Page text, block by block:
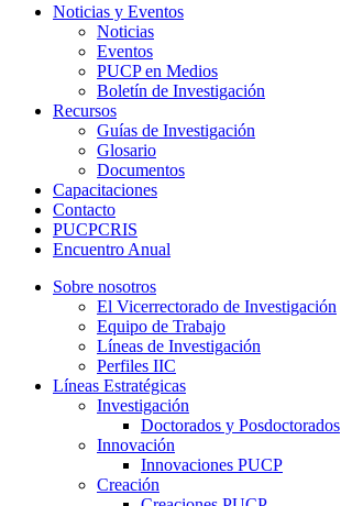
Noticias y Eventos
Noticias
Eventos
PUCP en Medios
Boletín de Investigación
Recursos
Guías de Investigación
Glosario
Documentos
Capacitaciones
Contacto
PUCPCRIS
Encuentro Anual
Sobre nosotros
El Vicerrectorado de Investigación
Equipo de Trabajo
Líneas de Investigación
Perfiles IIC
Líneas Estratégicas
Investigación
Doctorados y Posdoctorados
Innovación
Innovaciones PUCP
Creación